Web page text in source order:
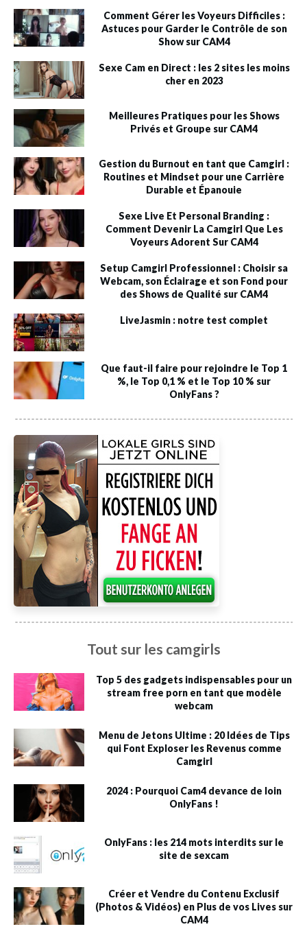
Comment Gérer les Voyeurs Difficiles :
Astuces pour Garder le Contrôle de son
Show sur CAM4
Sexe Cam en Direct : les 2 sites les moins
cher en 2023
Meilleures Pratiques pour les Shows
Privés et Groupe sur CAM4
Gestion du Burnout en tant que Camgirl :
Routines et Mindset pour une Carrière
Durable et Épanouie
Sexe Live Et Personal Branding :
Comment Devenir La Camgirl Que Les
Voyeurs Adorent Sur CAM4
Setup Camgirl Professionnel : Choisir sa
Webcam, son Éclairage et son Fond pour
des Shows de Qualité sur CAM4
LiveJasmin : notre test complet
Que faut-il faire pour rejoindre le Top 1
%, le Top 0,1 % et le Top 10 % sur
OnlyFans ?
Tout sur les camgirls
Top 5 des gadgets indispensables pour un
stream free porn en tant que modèle
webcam
Menu de Jetons Ultime : 20 Idées de Tips
qui Font Exploser les Revenus comme
Camgirl
2024 : Pourquoi Cam4 devance de loin
OnlyFans !
OnlyFans : les 214 mots interdits sur le
site de sexcam
Créer et Vendre du Contenu Exclusif
(Photos & Vidéos) en Plus de vos Lives sur
CAM4